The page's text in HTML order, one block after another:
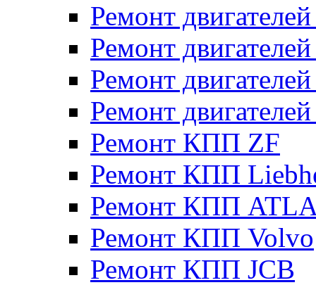
Ремонт
Ремонт
Ремонт
Ремонт
Ремонт КПП ZF
Ремонт КПП
Ремонт КПП
Ремонт КПП Volvo
Ремонт КПП JСB